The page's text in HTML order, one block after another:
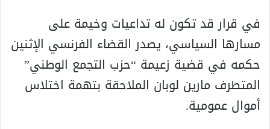
في قرار قد تكون له تداعيات وخيمة على
مسارها السياسي، يصدر القضاء الفرنسي الإثنين
حكمه في قضية زعيمة “حزب التجمع الوطني”
المتطرف مارين لوبان الملاحقة بتهمة اختلاس
أموال عمومية.